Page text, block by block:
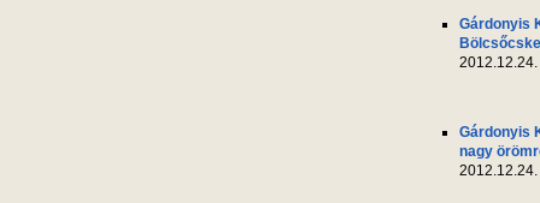
Gárdonyis
Bölcsőcske
2012.12.24.
Gárdonyis
nagy
2012.12.24.